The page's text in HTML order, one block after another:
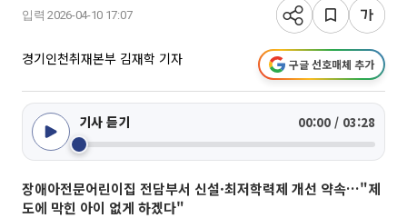
입력 2026-04-10 17:07
경기인천취재본부 김재학 기자 구글 선호매체 추가
기사 듣기 00:00 / 03:28
장애아전문어린이집 전담부서 신설·최저학력제 개선 약속…"제
도에 막힌 아이 없게 하겠다"